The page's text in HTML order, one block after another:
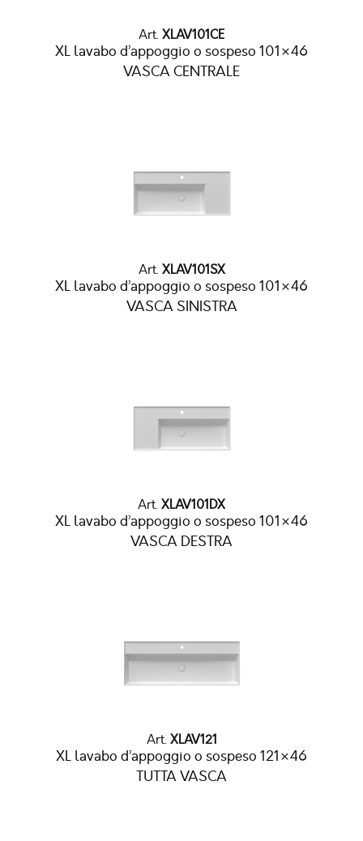
Art. XLAV101CE
XL lavabo d’appoggio o sospeso 101×46
VASCA CENTRALE
Art. XLAV101SX
XL lavabo d’appoggio o sospeso 101×46
VASCA SINISTRA
Art. XLAV101DX
XL lavabo d’appoggio o sospeso 101×46
VASCA DESTRA
Art. XLAV121
XL lavabo d’appoggio o sospeso 121×46
TUTTA VASCA